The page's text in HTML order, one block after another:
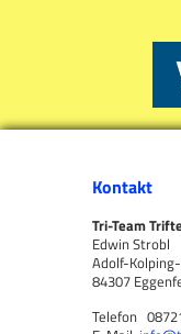
Kontakt
Tri-Team
Edwin Strobl
Adolf-
84307
Telefon